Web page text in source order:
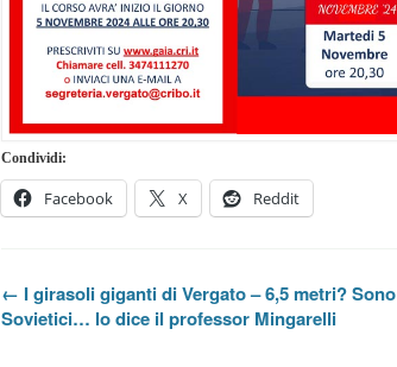
Condividi:
Facebook X Reddit
← I girasoli giganti di Vergato – 6,5 metri? Sono
Sovietici… lo dice il professor Mingarelli